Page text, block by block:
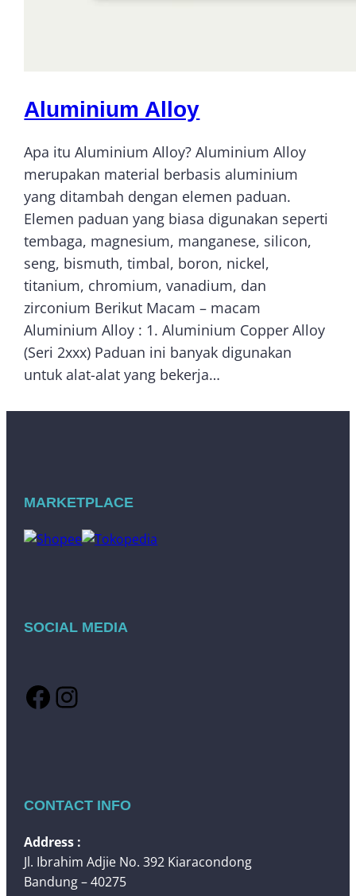
Aluminium Alloy
Apa itu Aluminium Alloy? Aluminium Alloy
merupakan material berbasis aluminium
yang ditambah dengan elemen paduan.
Elemen paduan yang biasa digunakan seperti
tembaga, magnesium, manganese, silicon,
seng, bismuth, timbal, boron, nickel,
titanium, chromium, vanadium, dan
zirconium Berikut Macam – macam
Aluminium Alloy : 1. Aluminium Copper Alloy
(Seri 2xxx) Paduan ini banyak digunakan
untuk alat-alat yang bekerja…
MARKETPLACE
SOCIAL MEDIA
Facebook Instagram
CONTACT INFO
Address :
Jl. Ibrahim Adjie No. 392 Kiaracondong
Bandung – 40275